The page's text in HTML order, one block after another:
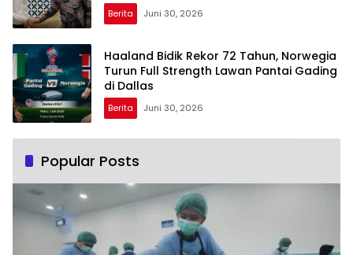
Berita Juni 30, 2026
Haaland Bidik Rekor 72 Tahun, Norwegia
Turun Full Strength Lawan Pantai Gading
di Dallas
Berita Juni 30, 2026
Popular Posts